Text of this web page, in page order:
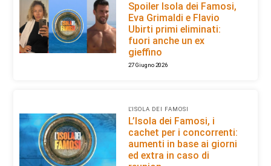
Spoiler Isola dei Famosi,
Eva Grimaldi e Flavio
Ubirti primi eliminati:
fuori anche un ex
gieffino
27 Giugno 2026
L'ISOLA DEI FAMOSI
L’Isola dei Famosi, i
cachet per i concorrenti:
aumenti in base ai giorni
ed extra in caso di